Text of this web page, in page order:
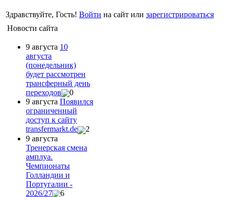
Здравствуйте, Гость! Войти на сайт или зарегистрироваться
Новости сайта
9 августа 10
августа
(понедельник)
будет рассмотрен
трансферный день
переходов
0
9 августа Появился
ограниченный
доступ к сайту
transfermarkt.de
2
9 августа
Тренерская смена
амплуа.
Чемпионаты
Голландии и
Португалии -
2026/27
6